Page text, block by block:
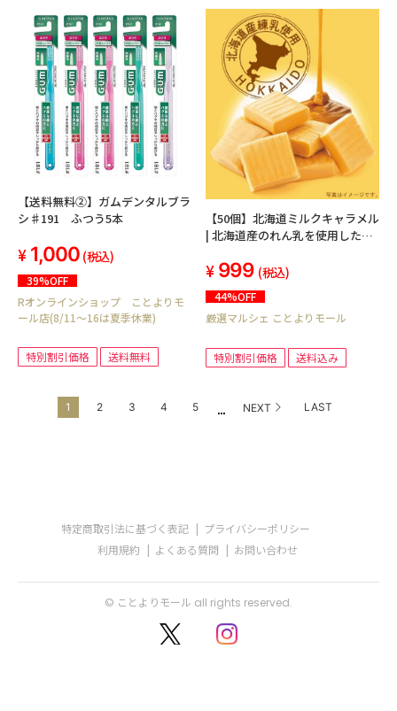
【送料無料②】ガムデンタルブラ
シ♯191 ふつう5本
1,000 (税込)
39%OFF
Rオンラインショップ ことよりモ
ール店(8/11～16は夏季休業)
特別割引価格 送料無料
【50個】北海道ミルクキャラメル
| 北海道産のれん乳を使用したこ
999 (税込)
44%OFF
厳選マルシェ ことよりモール
特別割引価格 送料込み
1 2 3 4 5 ... NEXT LAST
特定商取引法に基づく表記
プライバシーポリシー
利用規約
よくある質問 お問い合わせ
© ことよりモール all rights reserved.